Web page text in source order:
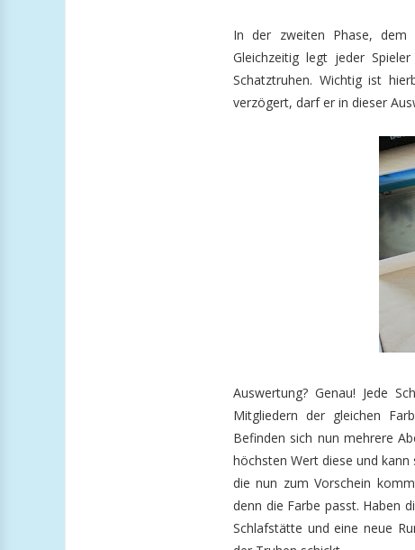
In der zweiten Phase, dem
Gleichzeitig legt jeder
Schatztruhen. Wichtig ist
verzögert, darf er in dieser
Auswertung? Genau! Jede
Mitgliedern der gleichen
Befinden sich nun mehrere
höchsten Wert diese und
die nun zum Vorschein
denn die Farbe passt. Haben
Schlafstätte und eine neue